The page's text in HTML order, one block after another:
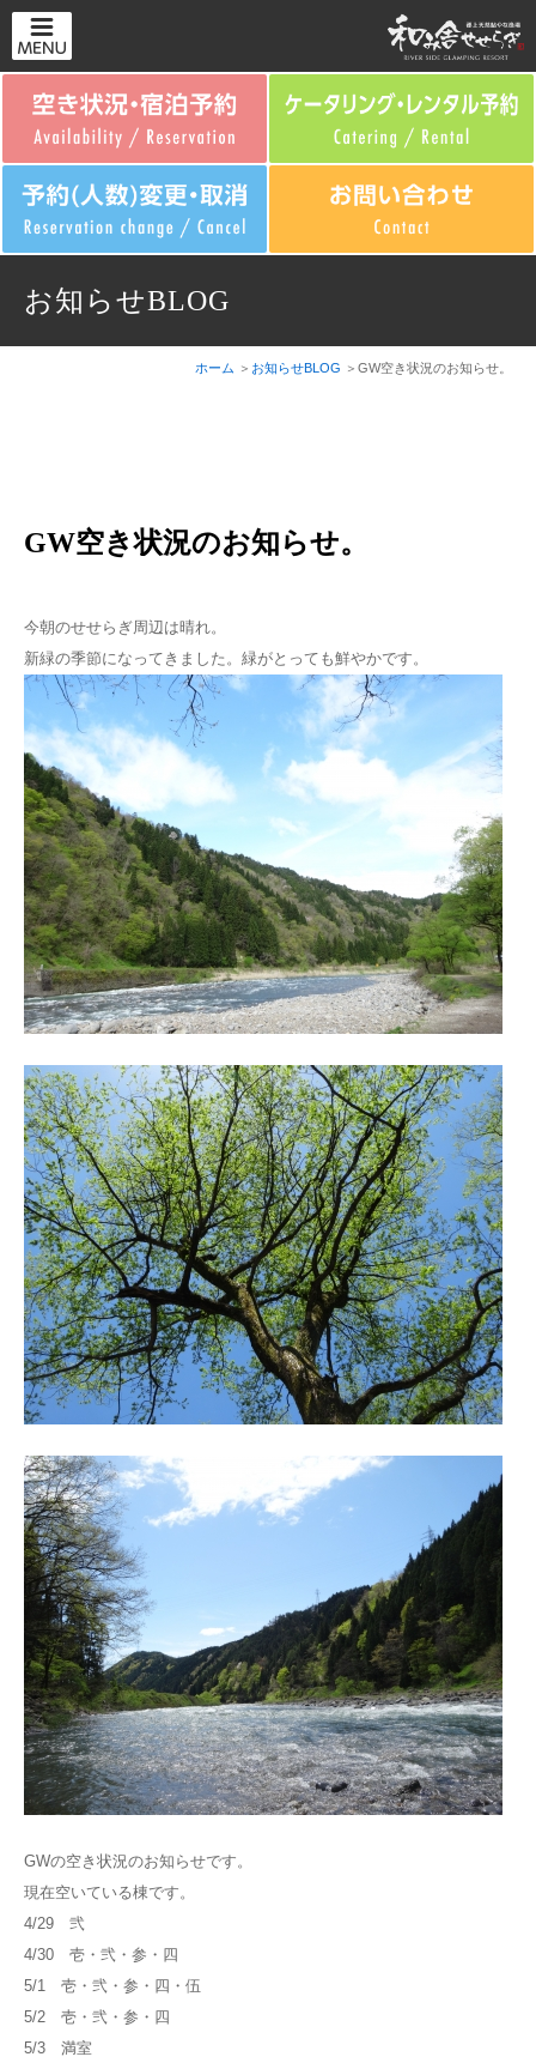
お知らせBLOG
ホーム お知らせBLOG GW空き状況のお知らせ。
GW空き状況のお知らせ。
今朝のせせらぎ周辺は晴れ。
新緑の季節になってきました。緑がとっても鮮やかです。
GWの空き状況のお知らせです。
現在空いている棟です。
4/29 弐
4/30 壱・弐・参・四
5/1 壱・弐・参・四・伍
5/2 壱・弐・参・四
5/3 満室